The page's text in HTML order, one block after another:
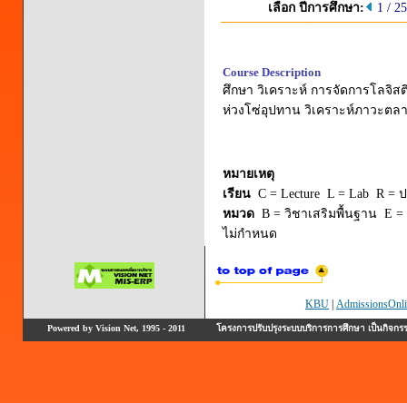
เลือก ปีการศึกษา:
1 /
Course Description
ศึกษา วิเคราะห์ การจัดการโลจิ
ห่วงโซ่อุปทาน วิเคราะห์ภาวะต
หมายเหตุ
เรียน C = Lecture L = Lab R =
หมวด B = วิชาเสริมพื้นฐาน E
ไม่กำหนด
KBU
Powered by Vision Net, 1995 - 2011 โครงการปรับปรุงระบบบริการการศึกษา เป็นกิ